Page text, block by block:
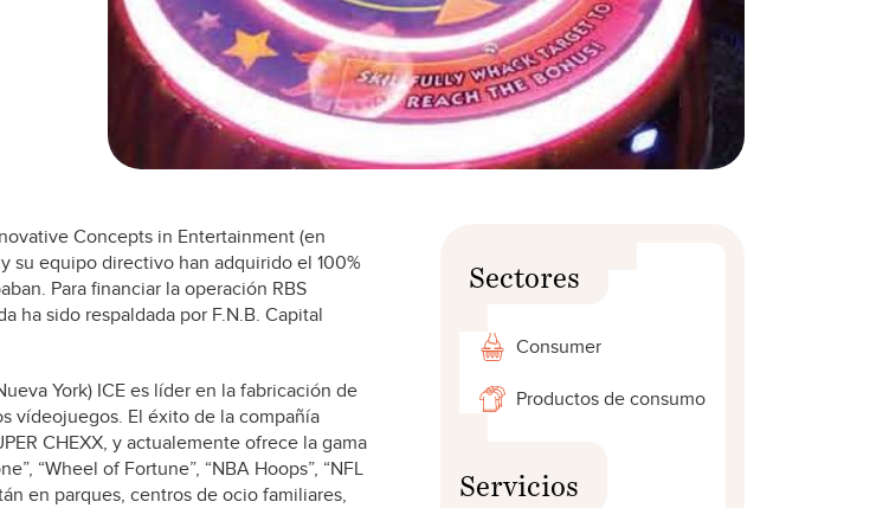
Concepts in Entertainment (en
su equipo directivo han adquirido el 100%
Para financiar la operación RBS
ha sido respaldada por F.N.B. Capital
York) ICE es líder en la fabricación de
vídeojuegos. El éxito de la compañía
CHEXX, y actualemente ofrece la gama
“Wheel of Fortune”, “NBA Hoops”, “NFL
en parques, centros de ocio familiares,
Sectores
Consumer
Productos de consumo
Servicios